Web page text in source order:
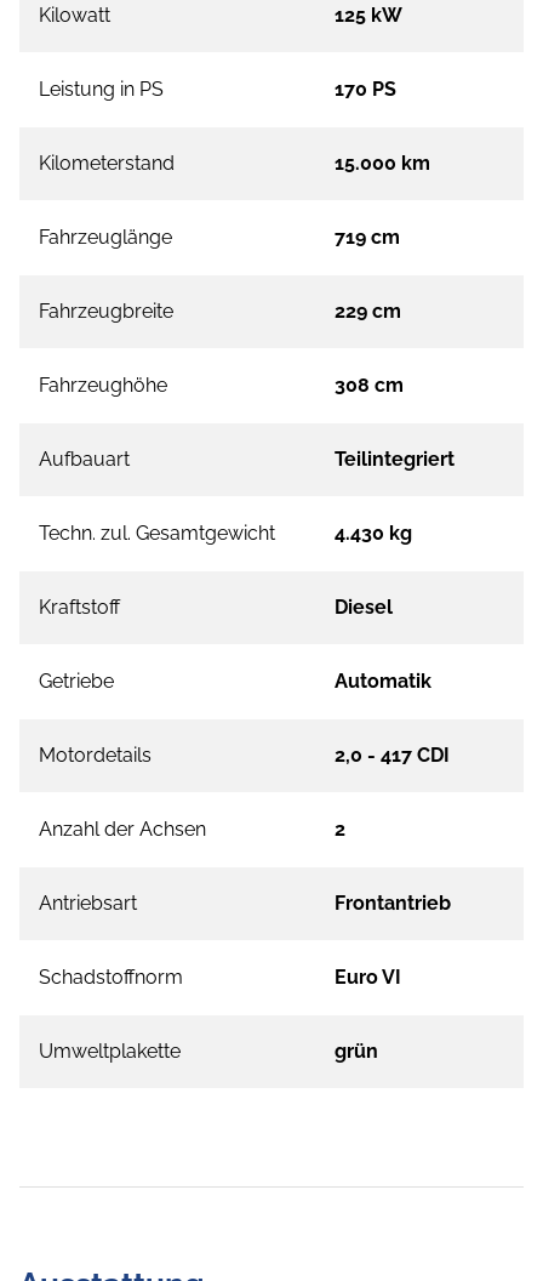
Kilowatt 125 kW
Leistung in PS 170 PS
Kilometerstand 15.000 km
Fahrzeuglänge 719 cm
Fahrzeugbreite 229 cm
Fahrzeughöhe 308 cm
Aufbauart Teilintegriert
Techn. zul. Gesamtgewicht 4.430 kg
Kraftstoff Diesel
Getriebe Automatik
Motordetails 2,0 - 417 CDI
Anzahl der Achsen 2
Antriebsart Frontantrieb
Schadstoffnorm Euro VI
Umweltplakette grün